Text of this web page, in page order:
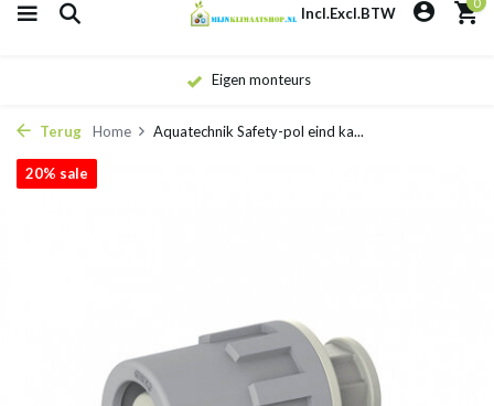
Incl.Excl.BTW
Eigen monteurs
Terug Home Aquatechnik Safety-pol eind ka...
20% sale